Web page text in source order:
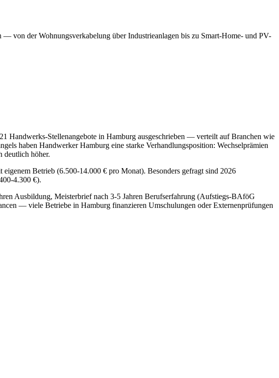
von der Wohnungsverkabelung über Industrieanlagen bis zu Smart-Home- und PV-
Handwerks-Stellenangebote in Hamburg ausgeschrieben — verteilt auf Branchen wie
haben Handwerker Hamburg eine starke Verhandlungsposition: Wechselprämien
deutlich höher.
Betrieb (6.500-14.000 € pro Monat). Besonders gefragt sind 2026
4.300 €).
Ausbildung, Meisterbrief nach 3-5 Jahren Berufserfahrung (Aufstiegs-BAföG
— viele Betriebe in Hamburg finanzieren Umschulungen oder Externenprüfungen